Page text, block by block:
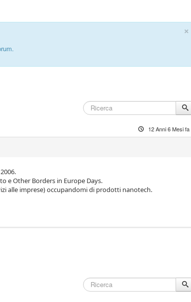
×
12 Anni 6 Mesi fa
e Other Borders in Europe Days.
alle imprese) occupandomi di prodotti nanotech.